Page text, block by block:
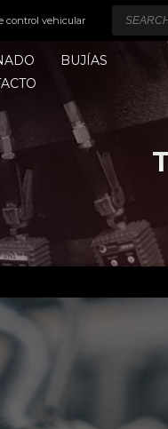
control vehicular
BUJÍAS